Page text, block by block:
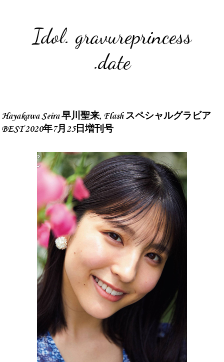
Idol. gravureprincess
.date
Hayakawa Seira 早川聖来, Flash スペシャルグラビア
BEST 2020年7月25日増刊号